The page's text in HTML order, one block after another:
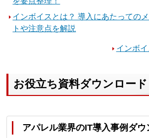
インボイスとは？ 導入にあたっての
トや注意点を解説
インボ
お役立ち資料ダウンロード
アパレル業界のIT導入事例ダウ